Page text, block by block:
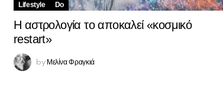
Lifestyle Do
Η αστρολογία το αποκαλεί «κοσμικό
restart»
by Μελίνα Φραγκιά